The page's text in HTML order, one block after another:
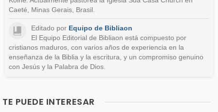
Caeté, Minas Gerais, Brasil.
Editado por Equipo de Bibliaon
El Equipo Editorial de Bibliaon está compuesto por
cristianos maduros, con varios años de experiencia en la
enseñanza de la Biblia y la escritura, y un compromiso genuino
con Jesús y la Palabra de Dios.
TE PUEDE INTERESAR